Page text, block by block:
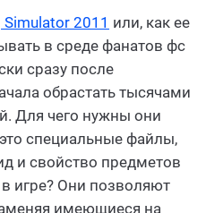
2011 или, как ее
в среде фанатов фс
сразу после
обрастать тысячами
Для чего нужны они
специальные файлы,
и свойство предметов
игре? Они позволяют
имеющиеся на